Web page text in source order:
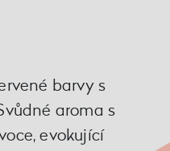
barvy s
aroma s
evokující